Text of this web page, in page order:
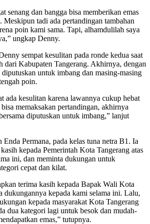
senang dan bangga bisa memberikan emas
Meskipun tadi ada pertandingan tambahan
poin kami sama. Tapi, alhamdulilah saya
ungkap Denny.
sempat kesulitan pada ronde kedua saat
dari Kabupaten Tangerang. Akhirnya, dengan
diputuskan untuk imbang dan masing-masing
poin.
ada kesulitan karena lawannya cukup hebat
memaksakan pertandingan, akhirnya
diputuskan untuk imbang,” lanjut
Permana, pada kelas tuna netra B1. Ia
kepada Pemerintah Kota Tangerang atas
ini, dan meminta dukungan untuk
cepat dan kilat.
terima kasih kepada Bapak Wali Kota
dukungannya kepada kami selama ini. Lalu,
kepada masyarakat Kota Tangerang
dua kategori lagi untuk besok dan mudah-
emas,” tutupnya.